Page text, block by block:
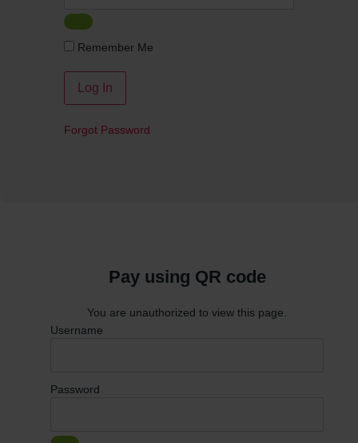
Remember Me
Forgot Password
Pay using QR code
You are unauthorized to view this page.
Username
Password